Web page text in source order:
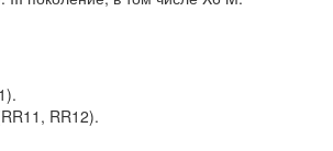
RR12).